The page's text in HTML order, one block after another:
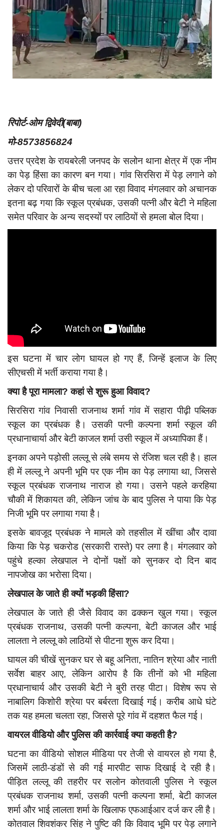
App verify
समस्या
Covid-19
अपराध
स्वास्थ्य
साक्षात्कार
सामाजिक
खेल
latest
प्रशासनिक
दुर्घटना
English
रिपोर्ट-ओम द्विवेदी(बाबा)
मो-8573856824
उत्तर प्रदेश के रायबरेली जनपद के सलोन थाना क्षेत्र में एक नीम
का पेड़ हिंसा का कारण बन गया। गांव सिरसिरा में पेड़ लगाने को
लेकर दो परिवारों के बीच चला आ रहा विवाद मंगलवार को अचानक
इतना बढ़ गया कि स्कूल प्रबंधक, उसकी पत्नी और बेटी ने महिला
समेत परिवार के अन्य सदस्यों पर लाठियों से हमला बोल दिया।
इस घटना में चार लोग घायल हो गए हैं, जिन्हें इलाज के लिए
सीएचसी में भर्ती कराया गया है।
क्या है पूरा मामला? कहां से शुरू हुआ विवाद?
सिरसिरा गांव निवासी राजनाथ शर्मा गांव में सहारा पीढ़ी पब्लिक
स्कूल का प्रबंधक है। उसकी पत्नी कल्पना शर्मा स्कूल की
प्रधानाचार्या और बेटी काजल शर्मा उसी स्कूल में अध्यापिका हैं।
इनका अपने पड़ोसी लल्लू से लंबे समय से रंजिश चल रही है। हाल
ही में लल्लू ने अपनी भूमि पर एक नीम का पेड़ लगाया था, जिससे
स्कूल प्रबंधक राजनाथ नाराज हो गया। उसने पहले करहिया
चौकी में शिकायत की, लेकिन जांच के बाद पुलिस ने पाया कि पेड़
निजी भूमि पर लगाया गया है।
इसके बावजूद प्रबंधक ने मामले को तहसील में खींचा और दावा
किया कि पेड़ चकरोड (सरकारी रास्ते) पर लगा है। मंगलवार को
पहुंचे हल्का लेखपाल ने दोनों पक्षों को सुनकर दो दिन बाद
नापजोख का भरोसा दिया।
लेखपाल के जाते ही क्यों भड़की हिंसा?
लेखपाल के जाते ही जैसे विवाद का ढक्कन खुल गया। स्कूल
प्रबंधक राजनाथ, उसकी पत्नी कल्पना, बेटी काजल और भाई
लालता ने लल्लू को लाठियों से पीटना शुरू कर दिया।
घायल की चीखें सुनकर घर से बहू अनिता, नातिन श्रेया और नाती
सर्वेश बाहर आए, लेकिन आरोप है कि तीनों को भी महिला
प्रधानाचार्य और उसकी बेटी ने बुरी तरह पीटा। विशेष रूप से
नाबालिग किशोरी श्रेया पर बर्बरता दिखाई गई। करीब आधे घंटे
तक यह हमला चलता रहा, जिससे पूरे गांव में दहशत फैल गई।
वायरल वीडियो और पुलिस की कार्रवाई क्या कहती है?
घटना का वीडियो सोशल मीडिया पर तेजी से वायरल हो गया है,
जिसमें लाठी-डंडों से की गई मारपीट साफ दिखाई दे रही है।
पीड़ित लल्लू की तहरीर पर सलोन कोतवाली पुलिस ने स्कूल
प्रबंधक राजनाथ शर्मा, उसकी पत्नी कल्पना शर्मा, बेटी काजल
शर्मा और भाई लालता शर्मा के खिलाफ एफआईआर दर्ज कर ली है।
कोतवाल शिवशंकर सिंह ने पुष्टि की कि विवाद भूमि पर पेड़ लगाने